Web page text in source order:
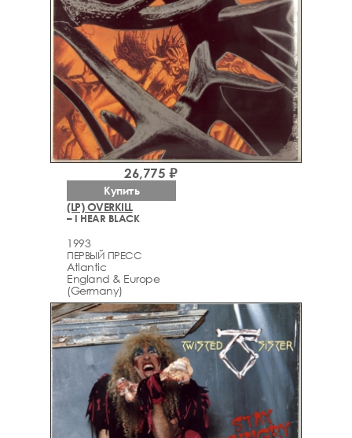
(LP) OVERKILL
– I HEAR BLACK
1993
ПЕРВЫЙ ПРЕСС
Atlantic
England & Europe
(Germany)
26,775 ₽
Купить